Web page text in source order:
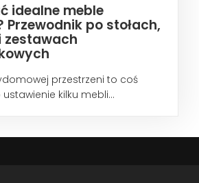
idealne meble
Przewodnik po stołach,
zestawach
przestrzeni to coś
kilku mebli...